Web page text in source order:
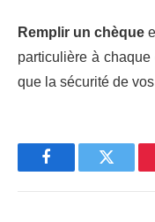
Remplir un chèque
particulière à
que la sécurité de
FacebookTwitter